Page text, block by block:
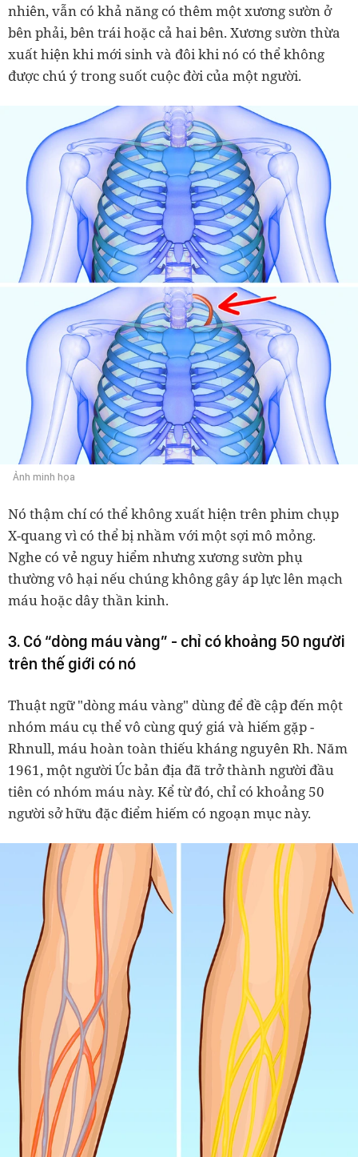
nhiên, vẫn có khả năng có thêm một xương sườn ở
bên phải, bên trái hoặc cả hai bên. Xương sườn thừa
xuất hiện khi mới sinh và đôi khi nó có thể không
được chú ý trong suốt cuộc đời của một người.
Ảnh minh họa
Nó thậm chí có thể không xuất hiện trên phim chụp
X-quang vì có thể bị nhầm với một sợi mô mỏng.
Nghe có vẻ nguy hiểm nhưng xương sườn phụ
thường vô hại nếu chúng không gây áp lực lên mạch
máu hoặc dây thần kinh.
3. Có “dòng máu vàng” - chỉ có khoảng 50 người
trên thế giới có nó
Thuật ngữ "dòng máu vàng" dùng để đề cập đến một
nhóm máu cụ thể vô cùng quý giá và hiếm gặp -
Rhnull, máu hoàn toàn thiếu kháng nguyên Rh. Năm
1961, một người Úc bản địa đã trở thành người đầu
tiên có nhóm máu này. Kể từ đó, chỉ có khoảng 50
người sở hữu đặc điểm hiếm có ngoạn mục này.